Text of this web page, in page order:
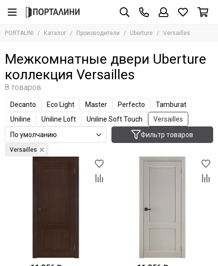
Производители
Albero
Armadillo
AGB
Bravo
Bussare
Сasseton
PORTALINI Каталог Производители Uberture Versailles
Межкомнатные двери Uberture
коллекция Versailles
Decanto Eco Light Master Perfecto
Tamburat
Uniline
Uniline Loft Uniline Soft Touch
Versailles
Фильтр товаров
Versailles